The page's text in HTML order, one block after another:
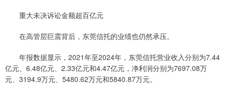
重大未决诉讼金额超百亿元
在高管层巨震背后，东莞信托的业绩也仍然承压。
年报数据显示，2021年至2024年，东莞信托营业收入分别为7.44
亿元、6.48亿元、2.33亿元和4.47亿元，净利润分别为7697.08万
元、3194.9万元、5480.62万元和5840.87万元。